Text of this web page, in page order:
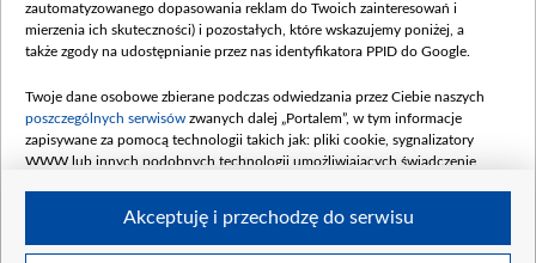
Dofinansowanie 900 000 000,00 PLN
Data podpisania umowy: LUTY 2026 (wpłata
kwiecień 180 mln, 7 maja 180 mln, 8
czerwca 90 mln)
Dofinansowanie 250 000 000,00 PLN
4 sierpnia 250 mln
zautomatyzowanego dopasowania reklam do Twoich zainteresowań i
mierzenia ich skuteczności) i pozostałych, które wskazujemy poniżej, a
także zgody na udostępnianie przez nas identyfikatora PPID do Google.
Twoje dane osobowe zbierane podczas odwiedzania przez Ciebie naszych
poszczególnych serwisów zwanych dalej „Portalem”, w tym informacje
zapisywane za pomocą technologii takich jak: pliki cookie, sygnalizatory
WWW lub innych podobnych technologii umożliwiających świadczenie
Akceptuję i przechodzę do serwisu